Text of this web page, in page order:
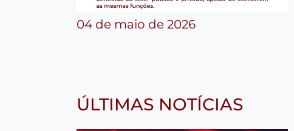
04 de maio de 2026
ÚLTIMAS NOTÍCIAS